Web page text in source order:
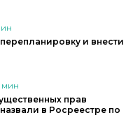
и внести
мин
прав
в Росреестре по